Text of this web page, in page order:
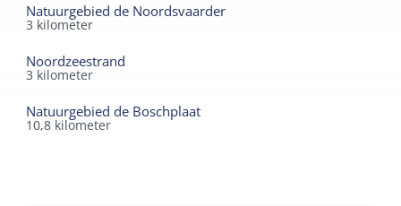
Natuurgebied de Noordsvaarder
3 kilometer
Noordzeestrand
3 kilometer
Natuurgebied de Boschplaat
10,8 kilometer